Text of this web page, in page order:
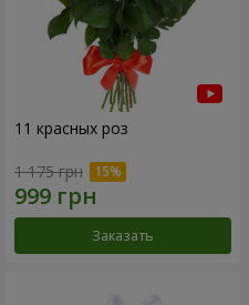
11 красных роз
1 175 грн
Заказать